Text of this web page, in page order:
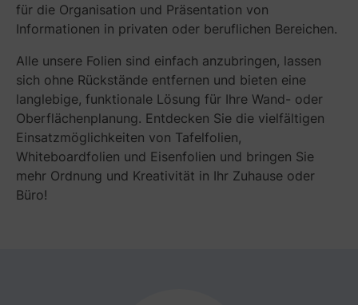
für die Organisation und Präsentation von
Informationen in privaten oder beruflichen Bereichen.
Alle unsere Folien sind einfach anzubringen, lassen
sich ohne Rückstände entfernen und bieten eine
langlebige, funktionale Lösung für Ihre Wand- oder
Oberflächenplanung. Entdecken Sie die vielfältigen
Einsatzmöglichkeiten von Tafelfolien,
Whiteboardfolien und Eisenfolien und bringen Sie
mehr Ordnung und Kreativität in Ihr Zuhause oder
Büro!